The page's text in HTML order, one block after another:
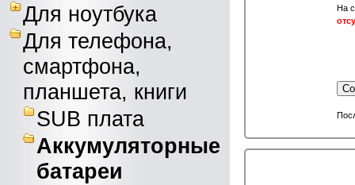
Для ноутбука
Для телефона,
смартфона,
планшета, книги
SUB плата
Аккумуляторные
батареи
На